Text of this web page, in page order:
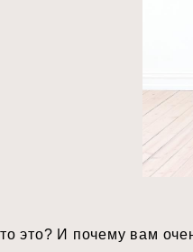
это? И почему вам